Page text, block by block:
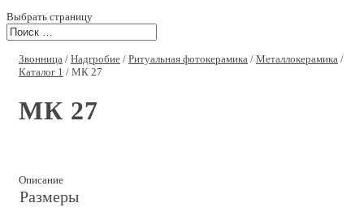
Выбрать страницу
Звонница / Надгробие / Ритуальная фотокерамика / Металлокерамика /
Каталог 1 / МК 27
МК 27
Описание
Размеры